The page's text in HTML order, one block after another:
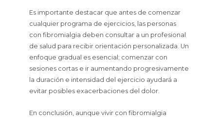
Es importante destacar que antes de comenzar
cualquier programa de ejercicios, las personas
con fibromialgia deben consultar a un profesional
de salud para recibir orientación personalizada. Un
enfoque gradual es esencial; comenzar con
sesiones cortas e ir aumentando progresivamente
la duración e intensidad del ejercicio ayudará a
evitar posibles exacerbaciones del dolor.
En conclusión, aunque vivir con fibromialgia